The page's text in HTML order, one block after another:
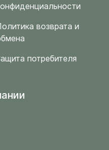
возврата и
потребителя